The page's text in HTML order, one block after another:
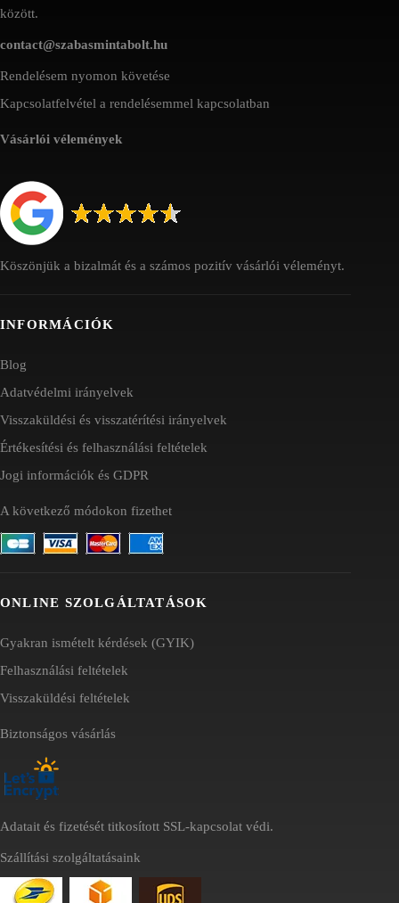
között.
contact@szabasmintabolt.hu
Rendelésem nyomon követése
Kapcsolatfelvétel a rendelésemmel kapcsolatban
Vásárlói vélemények
Köszönjük a bizalmát és a számos pozitív vásárlói véleményt.
INFORMÁCIÓK
Blog
Adatvédelmi irányelvek
Visszaküldési és visszatérítési irányelvek
Értékesítési és felhasználási feltételek
Jogi információk és GDPR
A következő módokon fizethet
ONLINE SZOLGÁLTATÁSOK
Gyakran ismételt kérdések (GYIK)
Felhasználási feltételek
Visszaküldési feltételek
Biztonságos vásárlás
Adatait és fizetését titkosított SSL-kapcsolat védi.
Szállítási szolgáltatásaink